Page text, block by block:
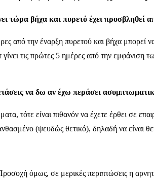
τώρα βήχα και πυρετό έχει προσβληθεί
την έναρξη πυρετού και βήχα μπορεί
τις πρώτες 5 ημέρες από την εμφάνιση
να δω αν έχω περάσει
τότε είναι πιθανόν να έχετε έρθει σε
(ψευδώς θετικό), δηλαδή να είναι
όμως, σε μερικές περιπτώσεις η